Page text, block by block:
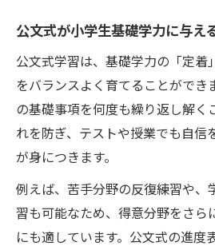
公文式が小学生基礎学力に与え
公文式学習は、基礎学力の「定着
をバランスよく育てることができ
の基礎事項を何度も繰り返し解く
れを防ぎ、テストや授業でも自信
が身につきます。
例えば、苦手分野の反復練習や、
習も可能なため、得意分野をさら
にも適しています。公文式の進度